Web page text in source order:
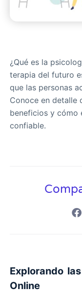
¿Qué es la
terapia del futuro
que las personas
Conoce en detalle
beneficios y cómo
confiable.
Explorando
Online